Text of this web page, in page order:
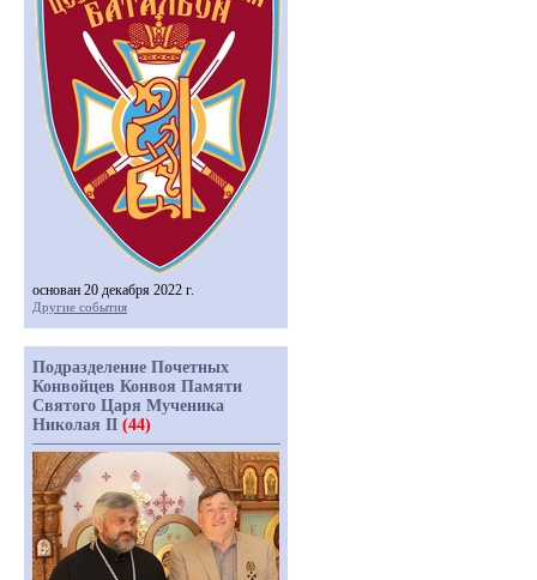
основан 20 декабря 2022 г.
Другие события
Подразделение Почетных
Конвойцев Конвоя Памяти
Святого Царя Мученика
Николая II (44)